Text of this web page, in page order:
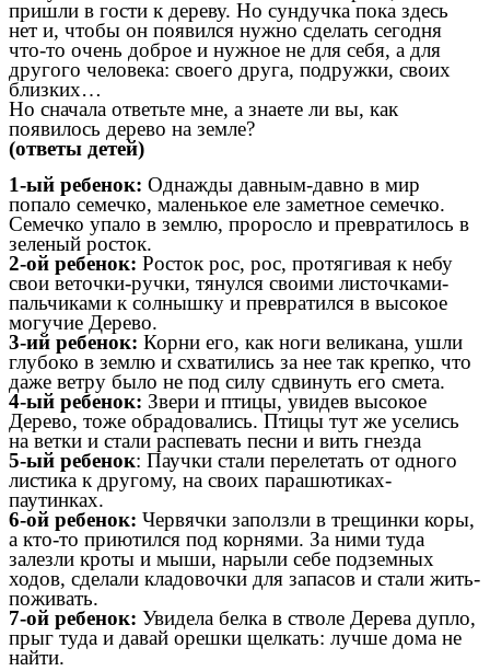
пришли в гости к дереву. Но сундучка пока здесь
нет и, чтобы он появился нужно сделать сегодня
что-то очень доброе и нужное не для себя, а для
другого человека: своего друга, подружки, своих
близких…
Но сначала ответьте мне, а знаете ли вы, как
появилось дерево на земле?
(ответы детей)
1-ый ребенок: Однажды давным-давно в мир
попало семечко, маленькое еле заметное семечко.
Семечко упало в землю, проросло и превратилось в
зеленый росток.
2-ой ребенок: Росток рос, рос, протягивая к небу
свои веточки-ручки, тянулся своими листочками-
пальчиками к солнышку и превратился в высокое
могучие Дерево.
3-ий ребенок: Корни его, как ноги великана, ушли
глубоко в землю и схватились за нее так крепко, что
даже ветру было не под силу сдвинуть его смета.
4-ый ребенок: Звери и птицы, увидев высокое
Дерево, тоже обрадовались. Птицы тут же уселись
на ветки и стали распевать песни и вить гнезда
5-ый ребенок: Паучки стали перелетать от одного
листика к другому, на своих парашютиках-
паутинках.
6-ой ребенок: Червячки заползли в трещинки коры,
а кто-то приютился под корнями. За ними туда
залезли кроты и мыши, нарыли себе подземных
ходов, сделали кладовочки для запасов и стали жить-
поживать.
7-ой ребенок: Увидела белка в стволе Дерева дупло,
прыг туда и давай орешки щелкать: лучше дома не
найти.